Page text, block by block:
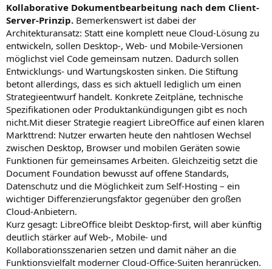
Kollaborative Dokumentbearbeitung nach dem Client-
Server-Prinzip. Bemerkenswert ist dabei der
Architekturansatz: Statt eine komplett neue Cloud-Lösung zu
entwickeln, sollen Desktop-, Web- und Mobile-Versionen
möglichst viel Code gemeinsam nutzen. Dadurch sollen
Entwicklungs- und Wartungskosten sinken. Die Stiftung
betont allerdings, dass es sich aktuell lediglich um einen
Strategieentwurf handelt. Konkrete Zeitpläne, technische
Spezifikationen oder Produktankündigungen gibt es noch
nicht.Mit dieser Strategie reagiert LibreOffice auf einen klaren
Markttrend: Nutzer erwarten heute den nahtlosen Wechsel
zwischen Desktop, Browser und mobilen Geräten sowie
Funktionen für gemeinsames Arbeiten. Gleichzeitig setzt die
Document Foundation bewusst auf offene Standards,
Datenschutz und die Möglichkeit zum Self-Hosting – ein
wichtiger Differenzierungsfaktor gegenüber den großen
Cloud-Anbietern.
Kurz gesagt: LibreOffice bleibt Desktop-first, will aber künftig
deutlich stärker auf Web-, Mobile- und
Kollaborationsszenarien setzen und damit näher an die
Funktionsvielfalt moderner Cloud-Office-Suiten heranrücken.